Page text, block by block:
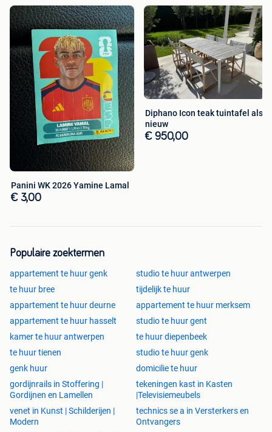
Panini WK 2026 Yamine Lamal
€ 3,00
Diphano Icon teak tuintafel als
nieuw
€ 950,00
Populaire zoektermen
appartement te huur genk
studio te huur antwerpen
te huur bree
tijdelijk te huur
appartement te huur deurne
appartement te huur merksem
appartement te huur hasselt
studio te huur gent
kamer te huur antwerpen
te huur diepenbeek
te huur tienen
studio te huur genk
genk huur
domicilie te huur
gordijnrails in Stoffering |
Gordijnen en Lamellen
tekeningen kast in Kasten
|Televisiemeubels
venet in Kunst | Schilderijen |
Modern
technics se a in Versterkers en
Ontvangers